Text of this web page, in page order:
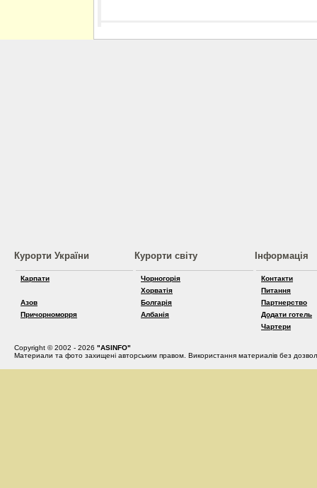
Розміщення інформації про готель на
Курорти України
Карпати
Азов
Причорноморря
Курорти світу
Чорногорія
Хорватія
Болгарія
Албанія
Інформація
Контакти
Питання
Партнерство
Додати готель
Чартери
Copyright © 2002 - 2026 "ASINFO"
Материали та фото захищені авторським правом. Використання материалів без